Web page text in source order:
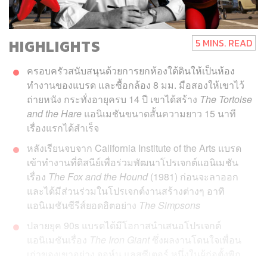
HIGHLIGHTS 5 MINS. READ
ครอบครัวสนับสนุนด้วยการยกห้องใต้ดินให้เป็นห้อง
ทำงานของแบรด และซื้อกล้อง 8 มม. มือสองให้เขาไว้
ถ่ายหนัง กระทั่งอายุครบ 14 ปี เขาได้สร้าง The Tortoise
and the Hare แอนิเมชันขนาดสั้นความยาว 15 นาที
เรื่องแรกได้สำเร็จ
หลังเรียนจบจาก California Institute of the Arts แบรด
เข้าทำงานที่ดิสนีย์เพื่อร่วมพัฒนาโปรเจกต์แอนิเมชัน
เรื่อง The Fox and the Hound(1981) ก่อนจะลาออก
และได้มีส่วนร่วมในโปรเจกต์งานสร้างต่างๆ อาทิ
แอนิเมชันซีรีส์ยอดฮิตอย่าง The Simpsons
ปลายยุค 90s แบรดได้มีโอกาสนำเสนอโปรเจกต์
แอนิเมชันเรื่อง The Iron Giantซึ่งผลงานโดนใจเพื่อน